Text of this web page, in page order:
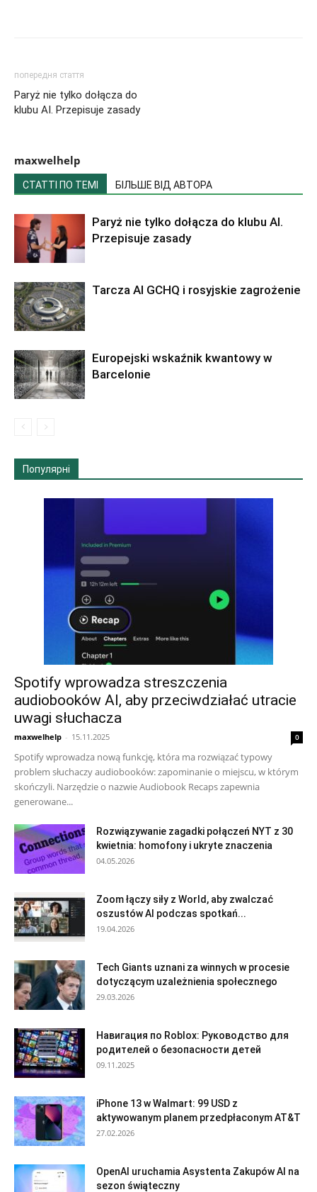
попередня стаття
Paryż nie tylko dołącza do
klubu AI. Przepisuje zasady
maxwelhelp
СТАТТІ ПО ТЕМІ БІЛЬШЕ ВІД АВТОРА
Paryż nie tylko dołącza do klubu AI.
Przepisuje zasady
Tarcza AI GCHQ i rosyjskie zagrożenie
Europejski wskaźnik kwantowy w
Barcelonie
Популярні
Spotify wprowadza streszczenia
audiobooków AI, aby przeciwdziałać utracie
uwagi słuchacza
maxwelhelp - 15.11.2025 0
Spotify wprowadza nową funkcję, która ma rozwiązać typowy
problem słuchaczy audiobooków: zapominanie o miejscu, w którym
skończyli. Narzędzie o nazwie Audiobook Recaps zapewnia
generowane...
Rozwiązywanie zagadki połączeń NYT z 30
kwietnia: homofony i ukryte znaczenia
04.05.2026
Zoom łączy siły z World, aby zwalczać
oszustów AI podczas spotkań...
19.04.2026
Tech Giants uznani za winnych w procesie
dotyczącym uzależnienia społecznego
29.03.2026
Навигация по Roblox: Руководство для
родителей о безопасности детей
09.11.2025
iPhone 13 w Walmart: 99 USD z
aktywowanym planem przedpłaconym AT&T
27.02.2026
OpenAI uruchamia Asystenta Zakupów AI na
sezon świąteczny